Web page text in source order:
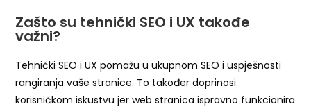
Zašto su tehnički SEO i UX takođe
važni?
Tehnički SEO i UX pomažu u ukupnom SEO i uspješnosti
rangiranja vaše stranice. To također doprinosi
korisničkom iskustvu jer web stranica ispravno funkcionira